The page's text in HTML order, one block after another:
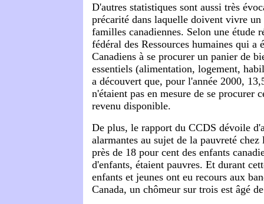
D'autres statistiques sont aussi très
précarité dans laquelle doivent vivre un
familles canadiennes. Selon une étude
fédéral des Ressources humaines qui a
Canadiens à se procurer un panier de
essentiels (alimentation, logement,
a découvert que, pour l'année 2000,
n'étaient pas en mesure de se procurer
revenu disponible.
De plus, le rapport du CCDS dévoile
alarmantes au sujet de la pauvreté
près de 18 pour cent des enfants
d'enfants, étaient pauvres. Et durant
enfants et jeunes ont eu recours aux
Canada, un chômeur sur trois est âgé